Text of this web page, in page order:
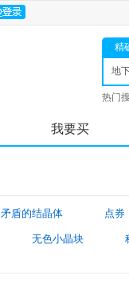
精
地
士
热门
我要买
矛盾的结晶体 点券
无色小晶块